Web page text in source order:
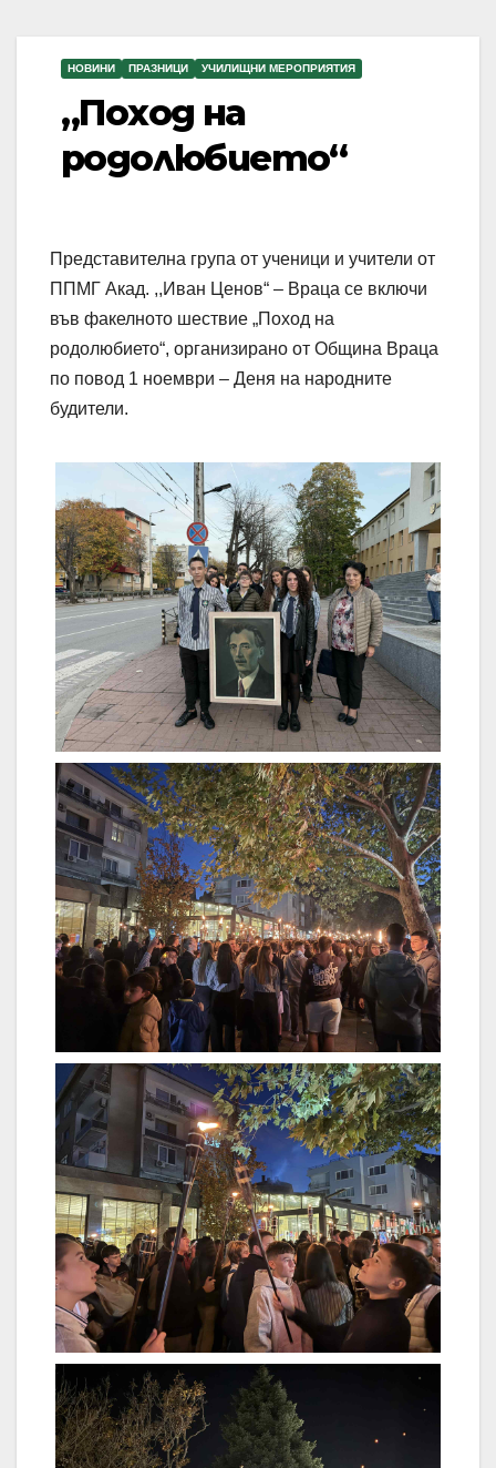
НОВИНИ ПРАЗНИЦИ УЧИЛИЩНИ МЕРОПРИЯТИЯ
„Поход на
родолюбието“
Представителна група от ученици и учители от
ППМГ Акад. ,,Иван Ценов“ – Враца се включи
във факелното шествие „Поход на
родолюбието“, организирано от Община Враца
по повод 1 ноември – Деня на народните
будители.